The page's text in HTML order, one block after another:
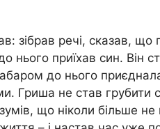
зібрав речі, сказав, що
нього приїхав син. Він
до нього
Гриша не став грубити
що ніколи більше